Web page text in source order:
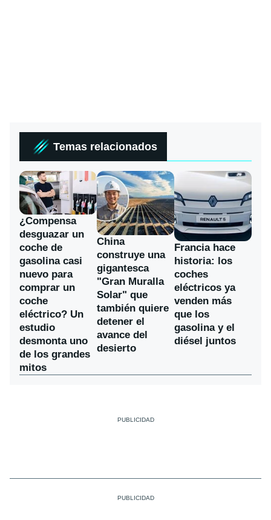
Temas relacionados
¿Compensa
desguazar un
coche de
gasolina casi
nuevo para
comprar un
coche
eléctrico? Un
estudio
desmonta uno
de los grandes
mitos
China
construye una
gigantesca
"Gran Muralla
Solar" que
también quiere
detener el
avance del
desierto
Francia hace
historia: los
coches
eléctricos ya
venden más
que los
gasolina y el
diésel juntos